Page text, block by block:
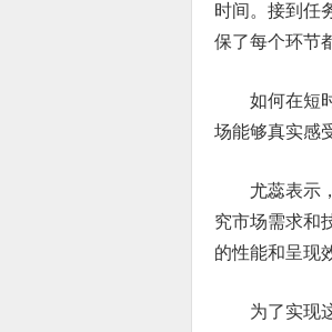
时间。接到任
保了每个环节
如何在短
场能够真实感
尤蕊表示
究市场需求和
的性能和呈现
为了实现